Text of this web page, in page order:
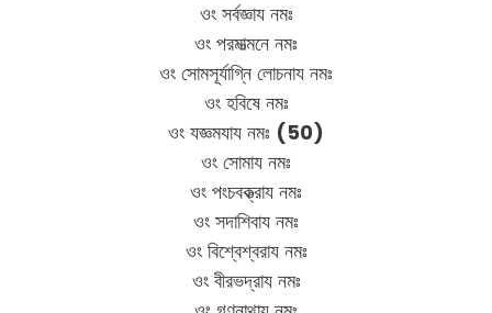
ওং সর্বজ্ঞায নমঃ
ওং পরমাত্মনে নমঃ
ওং সোমসূর্যাগ্নি লোচনায নমঃ
ওং হবিষে নমঃ
ওং যজ্ঞমযায নমঃ (50)
ওং সোমায নমঃ
ওং পংচবক্ত্রায নমঃ
ওং সদাশিবায নমঃ
ওং বিশ্বেশ্বরায নমঃ
ওং বীরভদ্রায নমঃ